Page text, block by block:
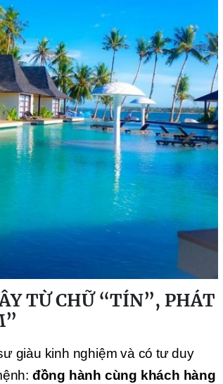
TỪ CHỮ “TÍN”, PHÁT
giàu kinh nghiệm và có tư duy
đồng hành cùng khách hàng